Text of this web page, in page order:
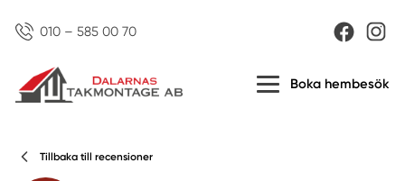
010 – 585 00 70
Boka hembesök
Tillbaka till recensioner